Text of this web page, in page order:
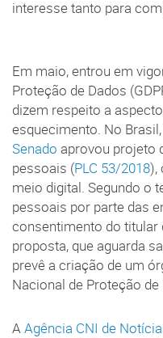
interesse tanto para
Em maio, entrou em
Proteção de Dados
dizem respeito a
esquecimento. No
Senado aprovou projeto
pessoais (PLC 53/2018),
meio digital. Segundo o
pessoais por parte das
consentimento do
proposta, que aguarda
prevê a criação de um
Nacional de Proteção
AAgência CNI de